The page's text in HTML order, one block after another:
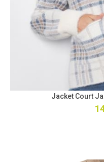
Jacket Court